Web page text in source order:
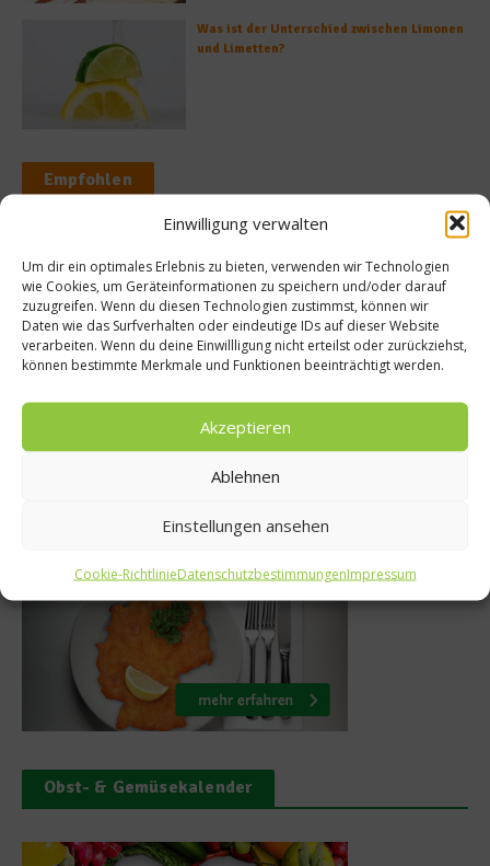
Einwilligung verwalten
Um dir ein optimales Erlebnis zu bieten, verwenden wir Technologien
wie Cookies, um Geräteinformationen zu speichern und/oder darauf
zuzugreifen. Wenn du diesen Technologien zustimmst, können wir
Daten wie das Surfverhalten oder eindeutige IDs auf dieser Website
verarbeiten. Wenn du deine Einwillligung nicht erteilst oder zurückziehst,
können bestimmte Merkmale und Funktionen beeinträchtigt werden.
Akzeptieren
Ablehnen
Einstellungen ansehen
Cookie-RichtlinieDatenschutzbestimmungenImpressum
Was ist der Unterschied zwischen Limonen
und Limetten?
Empfohlen
Abnehmen
Stoppt die
Mit Genuss
2. Juli
Was isst Deutschland
Obst- & Gemüsekalender